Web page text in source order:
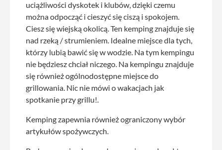
uciążliwości dyskotek i klubów, dzięki czemu
można odpocząć i cieszyć się ciszą i spokojem.
Ciesz się wiejską okolicą. Ten kemping znajduje się
nad rzeką / strumieniem. Idealne miejsce dla tych,
którzy lubią bawić się w wodzie. Na tym kempingu
nie będziesz chciał niczego. Na kempingu znajduje
się również ogólnodostępne miejsce do
grillowania. Nic nie mówi o wakacjach jak
spotkanie przy grillu!.
Kemping zapewnia również ograniczony wybór
artykułów spożywczych.